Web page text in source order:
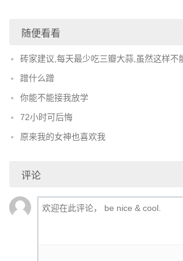
随便看看
砖家建议,每天最少吃三瓣大蒜,虽然这样不
蹭什么蹭
你能不能接我放学
72小时可后悔
原来我的女神也喜欢我
评论